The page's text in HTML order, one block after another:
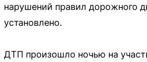
нарушений правил дорожного
установлено.
ДТП произошло ночью на